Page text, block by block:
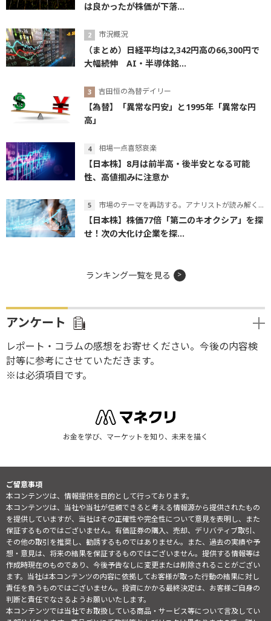
は良かったが株価が下落...
市況概況
（まとめ）日経平均は2,342円高の66,300円で
大幅続伸 AI・半導体銘...
吉田恒の為替デイリー
【為替】「異常な円安」と1995年「異常な円
高」
相場一点喜怒哀楽
【日本株】8月は前半高・後半安となる可能
性、高値掴みに注意か
市場のテーマを再訪する。アナリストが読み解くテーマの本質
【日本株】株価77倍「第二のキオクシア」を探
せ！次の大化け企業を探...
ランキング一覧を見る
アンケート
レポート・コラムの感想をお寄せください。今後の内容検
討等に参考にさせていただきます。
※は必須項目です。
お金を学び、マーケットを知り、未来を描く
ご留意事項
本コンテンツは、情報提供を目的として行っております。
本コンテンツは、当社や当社が信頼できると考える情報源から提供されたもの
を提供していますが、当社はその正確性や完全性について意見を表明し、また
保証するものではございません。有価証券の購入、売却、デリバティブ取引、
その他の取引を推奨し、勧誘するものではありません。また、過去の実績や予
想・意見は、将来の結果を保証するものではございません。提供する情報等は
作成時現在のものであり、今後予告なしに変更または削除されることがござい
ます。当社は本コンテンツの内容に依拠してお客様が取った行動の結果に対し
責任を負うものではございません。投資にかかる最終決定は、お客様ご自身の
判断と責任でなさるようお願いいたします。
本コンテンツでは当社でお取扱している商品・サービス等について言及してい